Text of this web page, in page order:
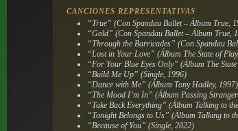
CANCIONES REPRESENTATIVAS
“True” (Con Spandau Ballet – ÁlbumTrue ,
“Gold” (Con Spandau Ballet – ÁlbumTrue ,
“Through the Barricades” (Con Spandau
“Lost in Your Love” (ÁlbumThe State of Play
“For Your Blue Eyes Only” (ÁlbumThe
“Build Me Up” (Single, 1996)
“Dance with Me” (ÁlbumTony Hadley, 1997)
“The Mood I’m In” (Álbum Passing
“Take Back Everything” (ÁlbumTalking to
“Tonight Belongs to Us” (ÁlbumTalking to
“Because of You” (Single, 2022)